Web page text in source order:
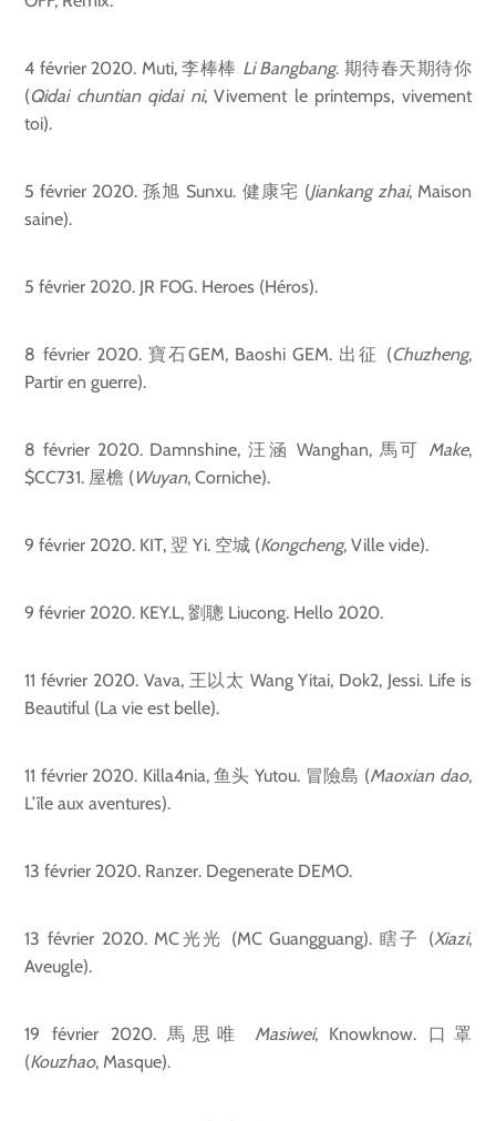
4 février 2020. Muti, 李棒棒 Li Bangbang. 期待春天期待你
(Qidai chuntian qidai ni, Vivement le printemps, vivement
toi).
5 février 2020. 孫旭 Sunxu. 健康宅 (Jiankang zhai, Maison
saine).
5 février 2020. JR FOG. Heroes (Héros).
8 février 2020. 寶石GEM, Baoshi GEM. 出征 (Chuzheng,
Partir en guerre).
8 février 2020. Damnshine, 汪涵 Wanghan, 馬可 Make,
$CC731. 屋檐 (Wuyan, Corniche).
9 février 2020. KIT, 翌 Yi. 空城 (Kongcheng, Ville vide).
9 février 2020. KEY.L, 劉聰 Liucong. Hello 2020.
11 février 2020. Vava, 王以太 Wang Yitai, Dok2, Jessi. Life is
Beautiful (La vie est belle).
11 février 2020. Killa4nia, 鱼头 Yutou. 冒險島 (Maoxian dao,
L’île aux aventures).
13 février 2020. Ranzer. Degenerate DEMO.
13 février 2020. MC光光 (MC Guangguang). 瞎子 (Xiazi,
Aveugle).
19 février 2020. 馬思唯 Masiwei, Knowknow. 口罩
(Kouzhao, Masque).